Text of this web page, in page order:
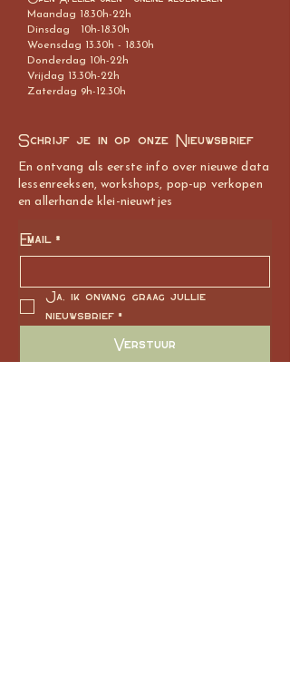
Maandag 18.30h-22h
Dinsdag 10h-18.30h
Woensdag 13.30h - 18.30h
Donderdag 10h-22h
Vrijdag 13.30h-22h
Zaterdag 9h-12.30h
Schrijf je in op onze Nieuwsbrief
En ontvang als eerste info over nieuwe data
lessenreeksen, workshops, pop-up verkopen
en allerhande klei-nieuwtjes
Email *
Ja, ik onvang graag jullie
nieuwsbrief *
Verstuur